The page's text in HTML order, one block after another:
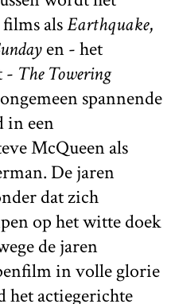
alsEarthquake,
en - het
- The Towering
spannende
in een
McQueen als
De jaren
dat zich
op het witte doek
de jaren
in volle glorie
het actiegerichte